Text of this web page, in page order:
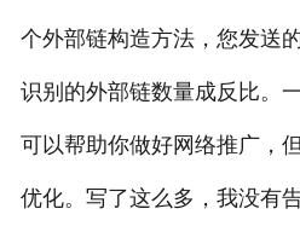
个外部链构造方法，您发送
识别的外部链数量成反比。
可以帮助你做好网络推广，
优化。写了这么多，我没有